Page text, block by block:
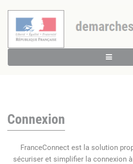
Connexion
FranceConnect est la solution
sécuriser et simplifier la connexion